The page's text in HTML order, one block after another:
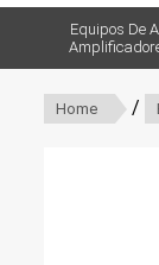
Equipos De
Home /